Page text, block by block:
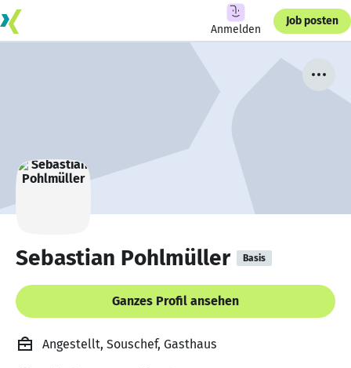
Anmelden
Job posten
Sebastian Pohlmüller Basis
Ganzes Profil ansehen
Angestellt, Souschef, Gasthaus